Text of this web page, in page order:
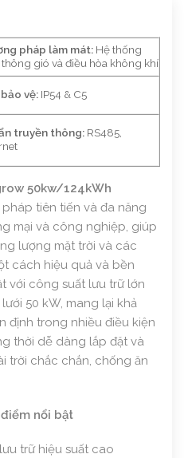
pháp làm mát:Hệ thống
thông gió và điều hòa không khí
vệ:IP54 & C5
truyền thông:RS485,
50kw/124kWh
pháp tiên tiến và đa năng
mại và công nghiệp, giúp
lượng mặt trời và các
cách hiệu quả và bền
với công suất lưu trữ lớn
50 kW, mang lại khả
định trong nhiều điều kiện
thời dễ dàng lắp đặt và
trời chắc chắn, chống ăn
nổi bật
trữ hiệu suất cao